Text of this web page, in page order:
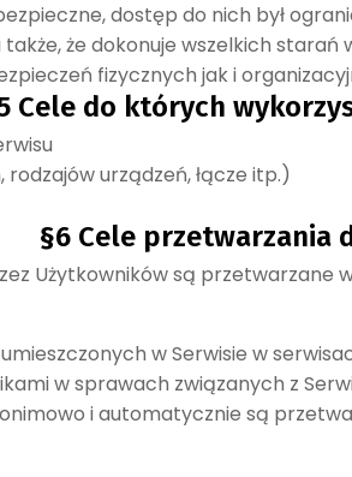
dostęp do nich był
że dokonuje wszelkich
fizycznych jak i
Cele do których
urządzeń, łącze itp.)
§6 Cele przetwarzania
Użytkowników są przetwarzane
w Serwisie w
w sprawach związanych z
i automatycznie są